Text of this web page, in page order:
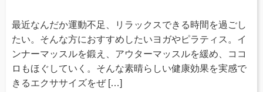
最近なんだか運動不足、リラックスできる時間を過ごし
たい。そんな方におすすめしたいヨガやピラティス。イ
ンナーマッスルを鍛え、アウターマッスルを緩め、ココ
ロもほぐしていく。そんな素晴らしい健康効果を実感で
きるエクササイズをぜ […]